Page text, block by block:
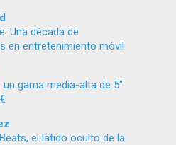
Una década de
en entretenimiento móvil
un gama media-alta de 5″
el latido oculto de la